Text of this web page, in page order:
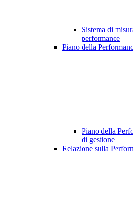
Sistema di
performance
Piano della
Piano della
di gestione
Relazione sulla